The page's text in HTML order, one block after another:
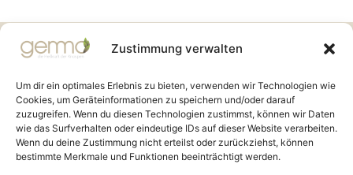
Zustimmung verwalten
Um dir ein optimales Erlebnis zu bieten, verwenden wir Technologien wie
Cookies, um Geräteinformationen zu speichern und/oder darauf
zuzugreifen. Wenn du diesen Technologien zustimmst, können wir Daten
wie das Surfverhalten oder eindeutige IDs auf dieser Website verarbeiten.
Wenn du deine Zustimmung nicht erteilst oder zurückziehst, können
bestimmte Merkmale und Funktionen beeinträchtigt werden.
Gemmo Community
Birkenstr. 7
CH-6003 Luzern
info@gemmo.de
info@gemmo-community.at